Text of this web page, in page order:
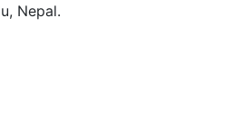
Nepal.